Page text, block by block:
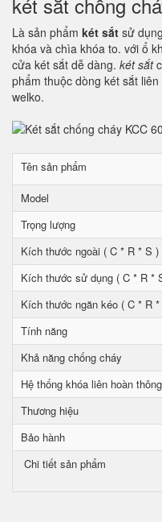
Là sản phẩm két sắt sử
khóa và chìa khóa to. với ổ
cửa két sắt dễ dàng. két sắt
phẩm thuộc dòng két sắt
welko.
Tên sản phẩm
Model
Trọng lượng
Kích thước ngoài ( C * R * S )
Kích thước sử dụng ( C * R *
Kích thước ngăn kéo ( C * R
Tính năng
Khả năng chống cháy
Hệ thống khóa liên hoàn
Thương hiệu
Bảo hành
Chi tiết sản phẩm